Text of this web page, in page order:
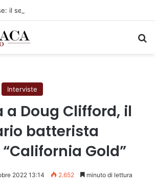
Interviste
a Doug Clifford, il
batterista
Gold”
2022 13:14 2.652 minuto di lettura